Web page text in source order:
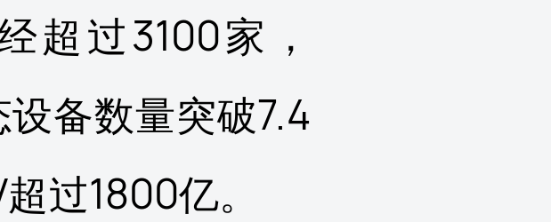
超过3100家，
备数量突破7.4
过1800亿。